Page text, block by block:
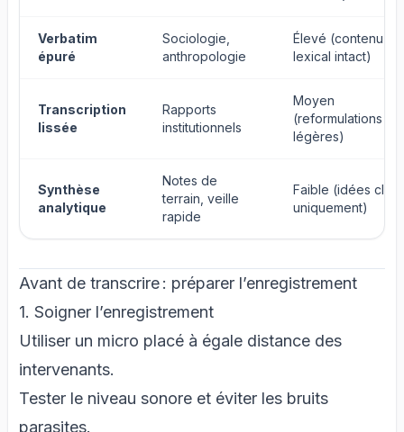
Verbatim
épuré
Sociologie,
anthropologie
Élevé (contenu
lexical intact)
Transcription
lissée
Rapports
institutionnels
Moyen
(reformulations
légères)
Synthèse
analytique
Notes de
terrain, veille
rapide
Faible (idées clés
uniquement)
Avant de transcrire : préparer l’enregistrement
1. Soigner l’enregistrement
Utiliser un micro placé à égale distance des
intervenants.
Tester le niveau sonore et éviter les bruits
parasites.